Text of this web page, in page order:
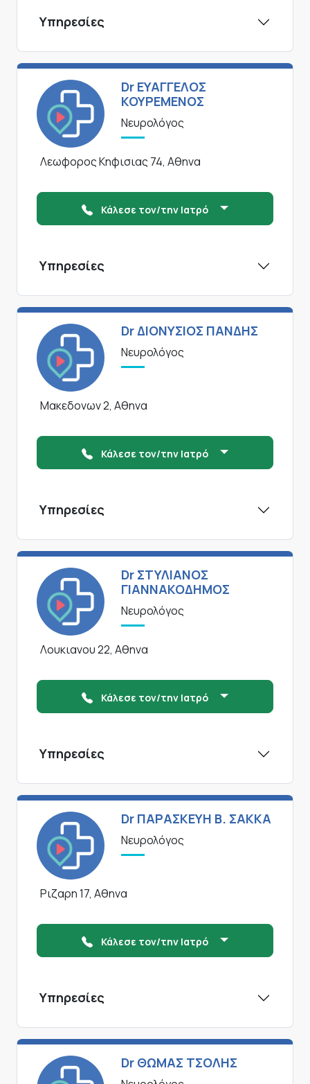
Υπηρεσίες
Dr ΕΥΑΓΓΕΛΟΣ
ΚΟΥΡΕΜΕΝΟΣ
Νευρολόγος
Λεωφορος Κηφισιας 74, Αθηνα
Κάλεσε τον/την Ιατρό
Υπηρεσίες
Dr ΔΙΟΝΥΣΙΟΣ ΠΑΝΔΗΣ
Νευρολόγος
Μακεδονων 2, Αθηνα
Κάλεσε τον/την Ιατρό
Υπηρεσίες
Dr ΣΤΥΛΙΑΝΟΣ
ΓΙΑΝΝΑΚΟΔΗΜΟΣ
Νευρολόγος
Λουκιανου 22, Αθηνα
Κάλεσε τον/την Ιατρό
Υπηρεσίες
Dr ΠΑΡΑΣΚΕΥΗ Β. ΣΑΚΚΑ
Νευρολόγος
Ριζαρη 17, Αθηνα
Κάλεσε τον/την Ιατρό
Υπηρεσίες
Dr ΘΩΜΑΣ ΤΣΟΛΗΣ